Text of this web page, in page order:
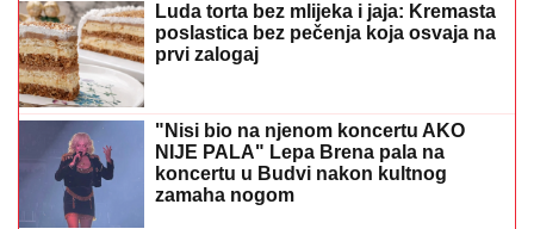
Luda torta bez mlijeka i jaja: Kremasta
poslastica bez pečenja koja osvaja na
prvi zalogaj
"Nisi bio na njenom koncertu AKO
NIJE PALA" Lepa Brena pala na
koncertu u Budvi nakon kultnog
zamaha nogom